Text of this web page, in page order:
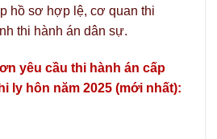
hồ sơ hợp lệ, cơ quan thi
thi hành án dân sự.
yêu cầu thi hành án cấp
ly hôn năm 2025 (mới nhất):